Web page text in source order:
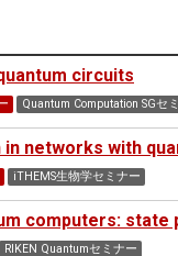
circuits
Quantum Computation SGセ
networks with
iTHEMS生物学セミナー
computers:
RIKEN Quantumセミナー